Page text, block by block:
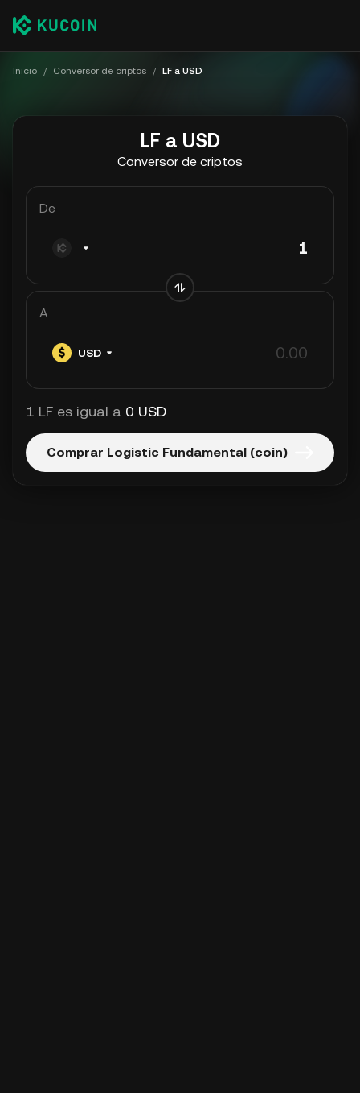
Inicio / Conversor de criptos / LF a USD
LF a USD
Conversor de criptos
De
A
USD
1 LF es igual a 0 USD
Comprar Logistic Fundamental (coin)